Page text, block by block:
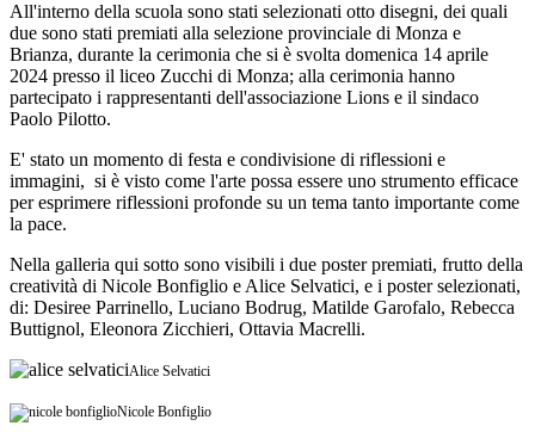
All'interno della scuola sono stati selezionati otto disegni, dei quali
due sono stati premiati alla selezione provinciale di Monza e
Brianza, durante la cerimonia che si è svolta domenica 14 aprile
2024 presso il liceo Zucchi di Monza; alla cerimonia hanno
partecipato i rappresentanti dell'associazione Lions e il sindaco
Paolo Pilotto.
E' stato un momento di festa e condivisione di riflessioni e
immagini, si è visto come l'arte possa essere uno strumento efficace
per esprimere riflessioni profonde su un tema tanto importante come
la pace.
Nella galleria qui sotto sono visibili i due poster premiati, frutto della
creatività di Nicole Bonfiglio e Alice Selvatici, e i poster selezionati,
di: Desiree Parrinello, Luciano Bodrug, Matilde Garofalo, Rebecca
Buttignol, Eleonora Zicchieri, Ottavia Macrelli.
Alice Selvatici
Nicole Bonfiglio